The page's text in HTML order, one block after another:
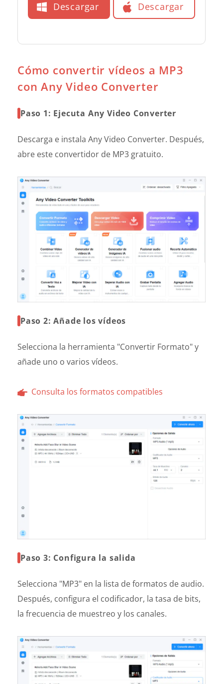
Descargar Descargar
Cómo convertir vídeos a MP3
con Any Video Converter
Paso 1: Ejecuta Any Video Converter
Descarga e instala Any Video Converter. Después,
abre este convertidor de MP3 gratuito.
Paso 2: Añade los vídeos
Selecciona la herramienta "Convertir Formato" y
añade uno o varios vídeos.
Consulta los formatos compatibles
Paso 3: Configura la salida
Selecciona "MP3" en la lista de formatos de audio.
Después, configura el codificador, la tasa de bits,
la frecuencia de muestreo y los canales.